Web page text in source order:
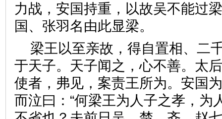
力战，安国持重，以故吴不能过
国、张羽名由此显梁。
梁王以至亲故，得自置相、二
于天子。天子闻之，心不善。太
使者，弗见，案责王所为。安国
而泣曰：“何梁王为人子之孝，为